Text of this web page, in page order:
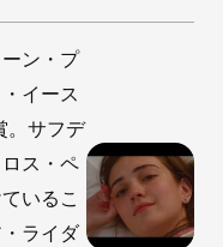
ン・プ
イース
。サフデ
ス・ペ
いるこ
ライダ